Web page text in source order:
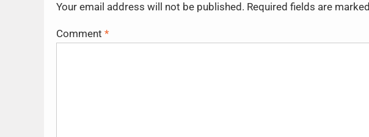
Your email address will not be published. Required fields are marked
Comment *